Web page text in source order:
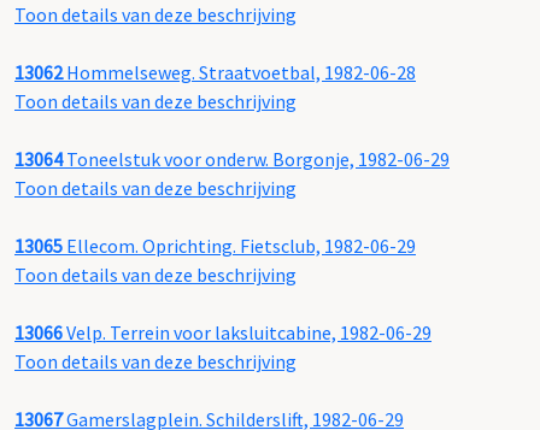
Toon details van deze beschrijving
13062Hommelseweg. Straatvoetbal, 1982-06-28
Toon details van deze beschrijving
13064Toneelstuk voor onderw. Borgonje, 1982-06-29
Toon details van deze beschrijving
13065 Ellecom. Oprichting. Fietsclub, 1982-06-29
Toon details van deze beschrijving
13066Velp. Terrein voor laksluitcabine, 1982-06-29
Toon details van deze beschrijving
13067Gamerslagplein. Schilderslift, 1982-06-29